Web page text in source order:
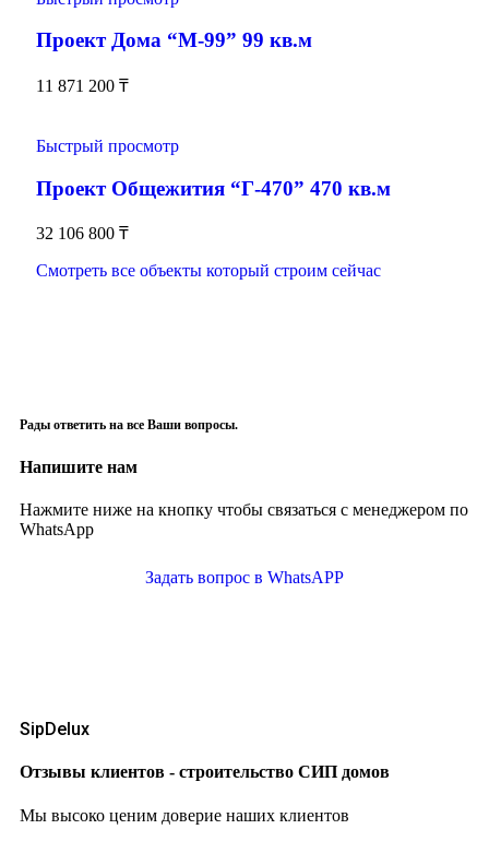
Проект Дома “М-99” 99 кв.м
11 871 200 ₸
Быстрый просмотр
Проект Общежития “Г-470” 470 кв.м
32 106 800 ₸
Смотреть все объекты который строим сейчас
Рады ответить на все Ваши вопросы.
Напишите нам
Нажмите ниже на кнопку чтобы связаться с менеджером по
WhatsApp
Задать вопрос в WhatsAPP
SipDelux
Отзывы клиентов - строительство СИП домов
Мы высоко ценим доверие наших клиентов